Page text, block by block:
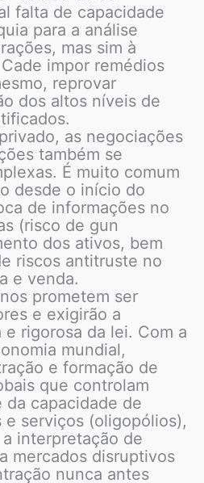
falta de capacidade
para a análise
mas sim à
impor remédios
reprovar
dos altos níveis de
as negociações
também se
É muito comum
desde o início do
de informações no
(risco de gun
dos ativos, bem
riscos antitruste no
e venda.
prometem ser
e exigirão a
rigorosa da lei. Com a
mundial,
e formação de
que controlam
capacidade de
serviços (oligopólios),
interpretação de
mercados disruptivos
nunca antes